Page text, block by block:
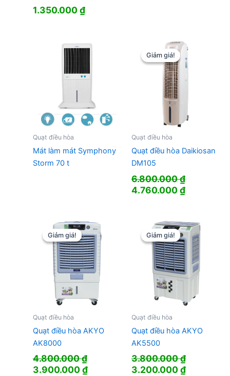
1.350.000₫
Quạt điều hòa
Mát làm mát Symphony
Storm 70 t
Giảm giá!
Giảm giá!
Quạt điều hòa
Quạt điều hòa Daikiosan
DM105
6.800.000₫
Giá
6.800.000 ₫.
4.760.000₫Giá
là:
Giảm giá!
Giảm giá!
Quạt điều hòa
Quạt điều hòa AKYO
AK8000
4.800.000₫
Giá
3.900.000₫Giá
Giảm giá!
Giảm giá!
Quạt điều hòa
Quạt điều hòa AKYO
AK5500
3.800.000₫
Giá
3.200.000₫Giá